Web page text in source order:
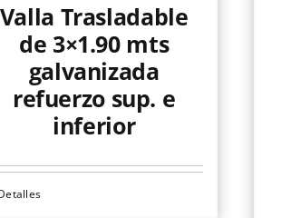
Valla Trasladable
de 3×1.90 mts
galvanizada
refuerzo sup. e
inferior